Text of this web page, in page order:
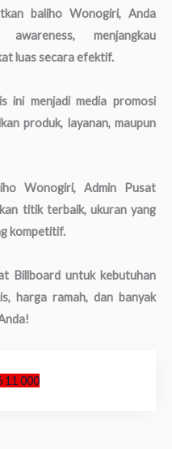
baliho Wonogiri, Anda
menjangkau
luas secara efektif.
ini menjadi media promosi
produk, layanan, maupun
Wonogiri, Admin Pusat
titik terbaik, ukuran yang
kompetitif.
Billboard untuk kebutuhan
harga ramah, dan banyak
11 000